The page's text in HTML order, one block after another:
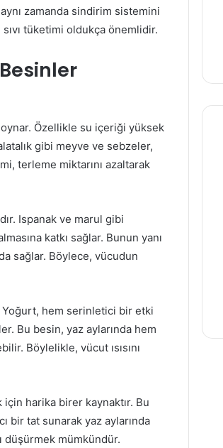
zamanda sindirim sistemini
tüketimi oldukça önemlidir.
Özellikle su içeriği yüksek
gibi meyve ve sebzeler,
terleme miktarını azaltarak
Ispanak ve marul gibi
katkı sağlar. Bunun yanı
sağlar. Böylece, vücudun
hem serinletici bir etki
Bu besin, yaz aylarında hem
Böylelikle, vücut ısısını
harika birer kaynaktır. Bu
bir tat sunarak yaz aylarında
düşürmek mümkündür.
Bağışıklık
En
İyi
Takviyeler
7 Ağustos 2024
Bağışıklık Sistemini